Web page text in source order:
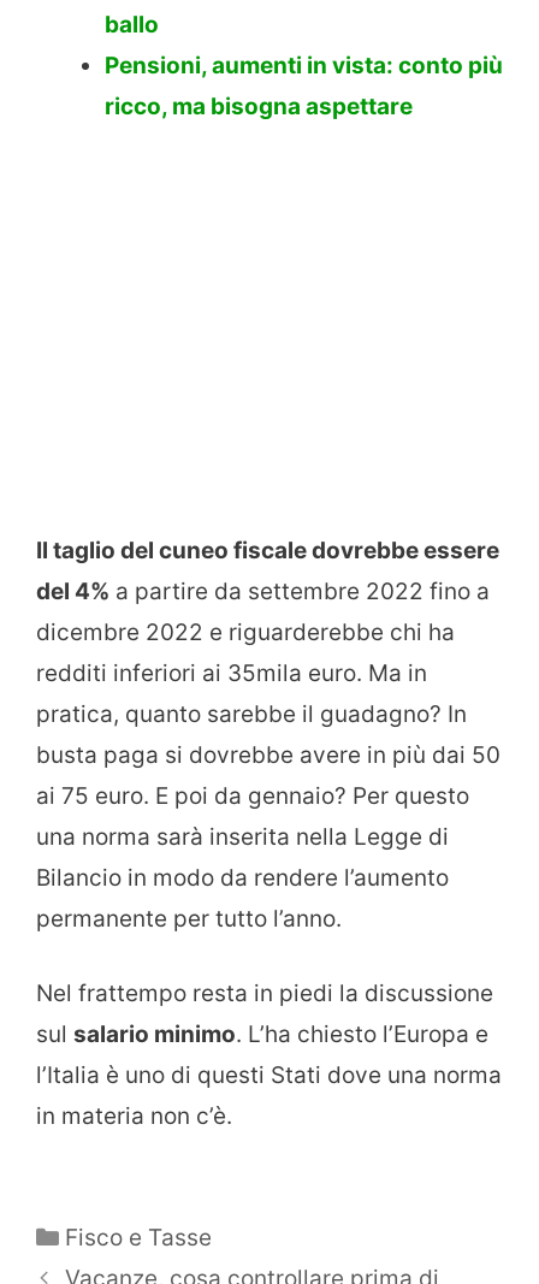
ballo
Pensioni, aumenti in vista: conto più
ricco, ma bisogna aspettare
Il taglio del cuneo fiscale dovrebbe essere
del 4% a partire da settembre 2022 fino a
dicembre 2022 e riguarderebbe chi ha
redditi inferiori ai 35mila euro. Ma in
pratica, quanto sarebbe il guadagno? In
busta paga si dovrebbe avere in più dai 50
ai 75 euro. E poi da gennaio? Per questo
una norma sarà inserita nella Legge di
Bilancio in modo da rendere l’aumento
permanente per tutto l’anno.
Nel frattempo resta in piedi la discussione
sul salario minimo. L’ha chiesto l’Europa e
l’Italia è uno di questi Stati dove una norma
in materia non c’è.
Categorie
Fisco e Tasse
Vacanze, cosa controllare prima di